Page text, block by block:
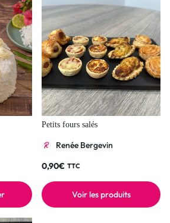
Petits fours salés
Renée Bergevin
0,90€ TTC
Voir les produits